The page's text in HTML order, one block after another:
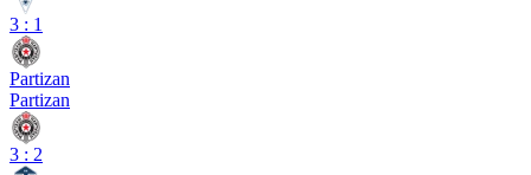
3 : 1
Partizan
Partizan
3 : 2